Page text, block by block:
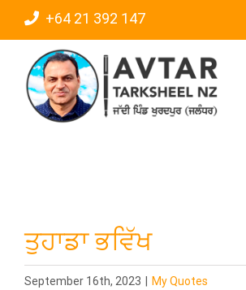
to
content
+64 21 392 147
ਤੁਹਾਡਾ ਭਵਿੱਖ
September 16th, 2023 | My Quotes